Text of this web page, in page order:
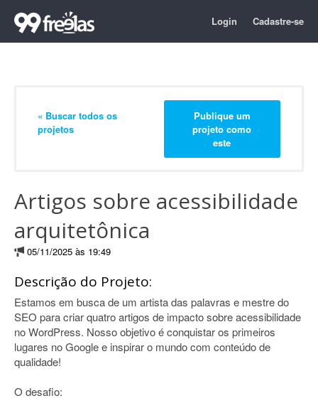
Login Cadastre-se
« Buscar todos os
projetos
Publique um
projeto como
este
Artigos sobre acessibilidade
arquitetônica
05/11/2025 às 19:49
Descrição do Projeto:
Estamos em busca de um artista das palavras e mestre do
SEO para criar quatro artigos de impacto sobre acessibilidade
no WordPress. Nosso objetivo é conquistar os primeiros
lugares no Google e inspirar o mundo com conteúdo de
qualidade!
O desafio: